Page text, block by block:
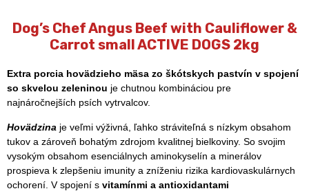
Dog’s Chef Angus Beef with Cauliflower &
Carrot small ACTIVE DOGS 2kg
Extra porcia hovädzieho mäsa zo škótskych pastvín v spojení
so skvelou zeleninou je chutnou kombináciou pre
najnáročnejších psích vytrvalcov.
Hovädzina je veľmi výživná, ľahko stráviteľná s nízkym obsahom
tukov a zároveň bohatým zdrojom kvalitnej bielkoviny. So svojim
vysokým obsahom esenciálnych aminokyselín a minerálov
prospieva k zlepšeniu imunity a zníženiu rizika kardiovaskulárnych
ochorení. V spojení s vitamínmi a antioxidantami